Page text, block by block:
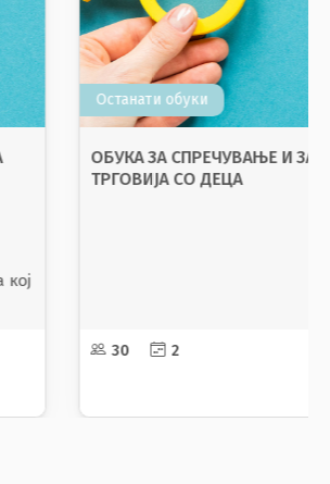
И НЕДИСКРИМИНАЦИЈА
е учесниците да се
поими на родовата
ги препознаат социјалните
постојат во општеството, а кој
дискриминација